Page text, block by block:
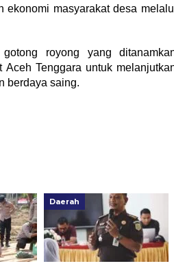
ekonomi masyarakat desa
royong yang
Tenggara untuk
berdaya saing.
Daerah